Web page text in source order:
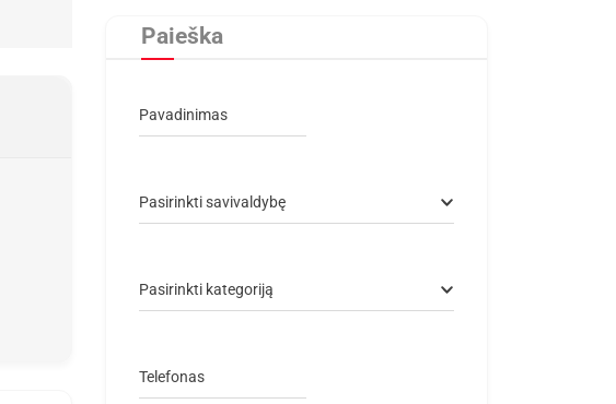
Paieška
Pavadinimas
Pasirinkti savivaldybę
Pasirinkti kategoriją
Telefonas